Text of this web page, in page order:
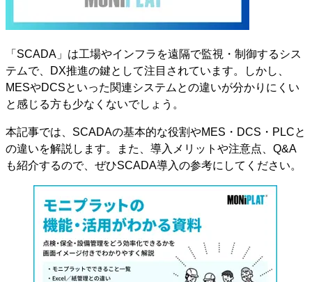
「SCADA」は工場やインフラを遠隔で監視・制御するシス
テムで、DX推進の鍵として注目されています。しかし、
MESやDCSといった関連システムとの違いが分かりにくい
と感じる方も少なくないでしょう。
本記事では、SCADAの基本的な役割やMES・DCS・PLCと
の違いを解説します。また、導入メリットや注意点、Q&A
も紹介するので、ぜひSCADA導入の参考にしてください。